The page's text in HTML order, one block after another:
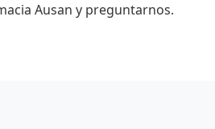
Ausan y preguntarnos.